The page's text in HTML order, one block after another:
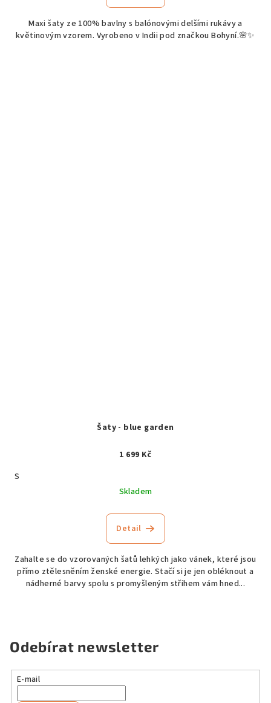
Maxi šaty ze 100% bavlny s balónovými delšími rukávy a
květinovým vzorem. Vyrobeno v Indii pod značkou Bohyní.🌸✨
Šaty - blue garden
1 699 Kč
S
Skladem
Detail
Zahalte se do vzorovaných šatů lehkých jako vánek, které jsou
přímo ztělesněním ženské energie. Stačí si je jen obléknout a
nádherné barvy spolu s promyšleným střihem vám hned...
Odebírat newsletter
E-mail